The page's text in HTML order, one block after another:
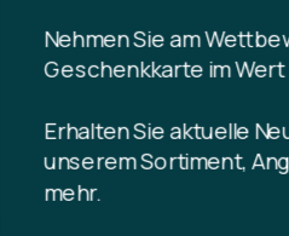
Kundenclub registrieren
Kontaktiere uns
INFORMATION
Geschenkkarte im Wert
unserem Sortiment,
mehr.